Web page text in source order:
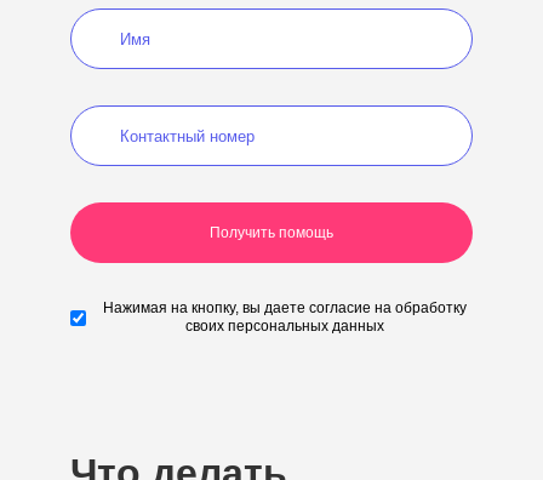
Нажимая на кнопку, вы даете согласие на обработку
своих персональных данных